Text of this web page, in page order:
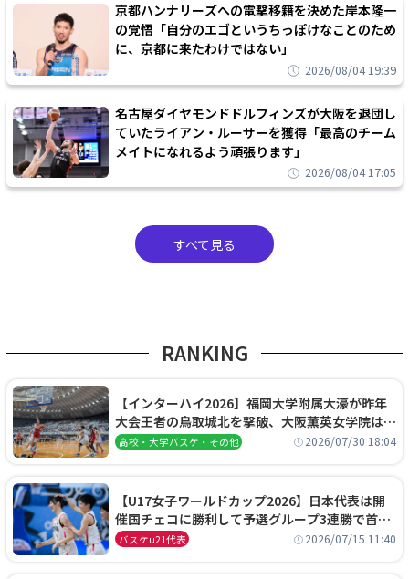
京都ハンナリーズへの電撃移籍を決めた岸本隆一
の覚悟「自分のエゴというちっぽけなことのため
に、京都に来たわけではない」
2026/08/04 19:39
名古屋ダイヤモンドドルフィンズが大阪を退団し
ていたライアン・ルーサーを獲得「最高のチーム
メイトになれるよう頑張ります」
2026/08/04 17:05
すべて見る
RANKING
【インターハイ2026】福岡大学附属大濠が昨年
大会王者の鳥取城北を撃破、大阪薫英女学院は岐
阜女子に完勝、大会3日目試合結果
高校・大学バスケ・その他 2026/07/30 18:04
【U17女子ワールドカップ2026】日本代表は開
催国チェコに勝利して予選グループ3連勝で首位
通過！準々決勝の相手はエジプトに決定
バスケu21代表 2026/07/15 11:40